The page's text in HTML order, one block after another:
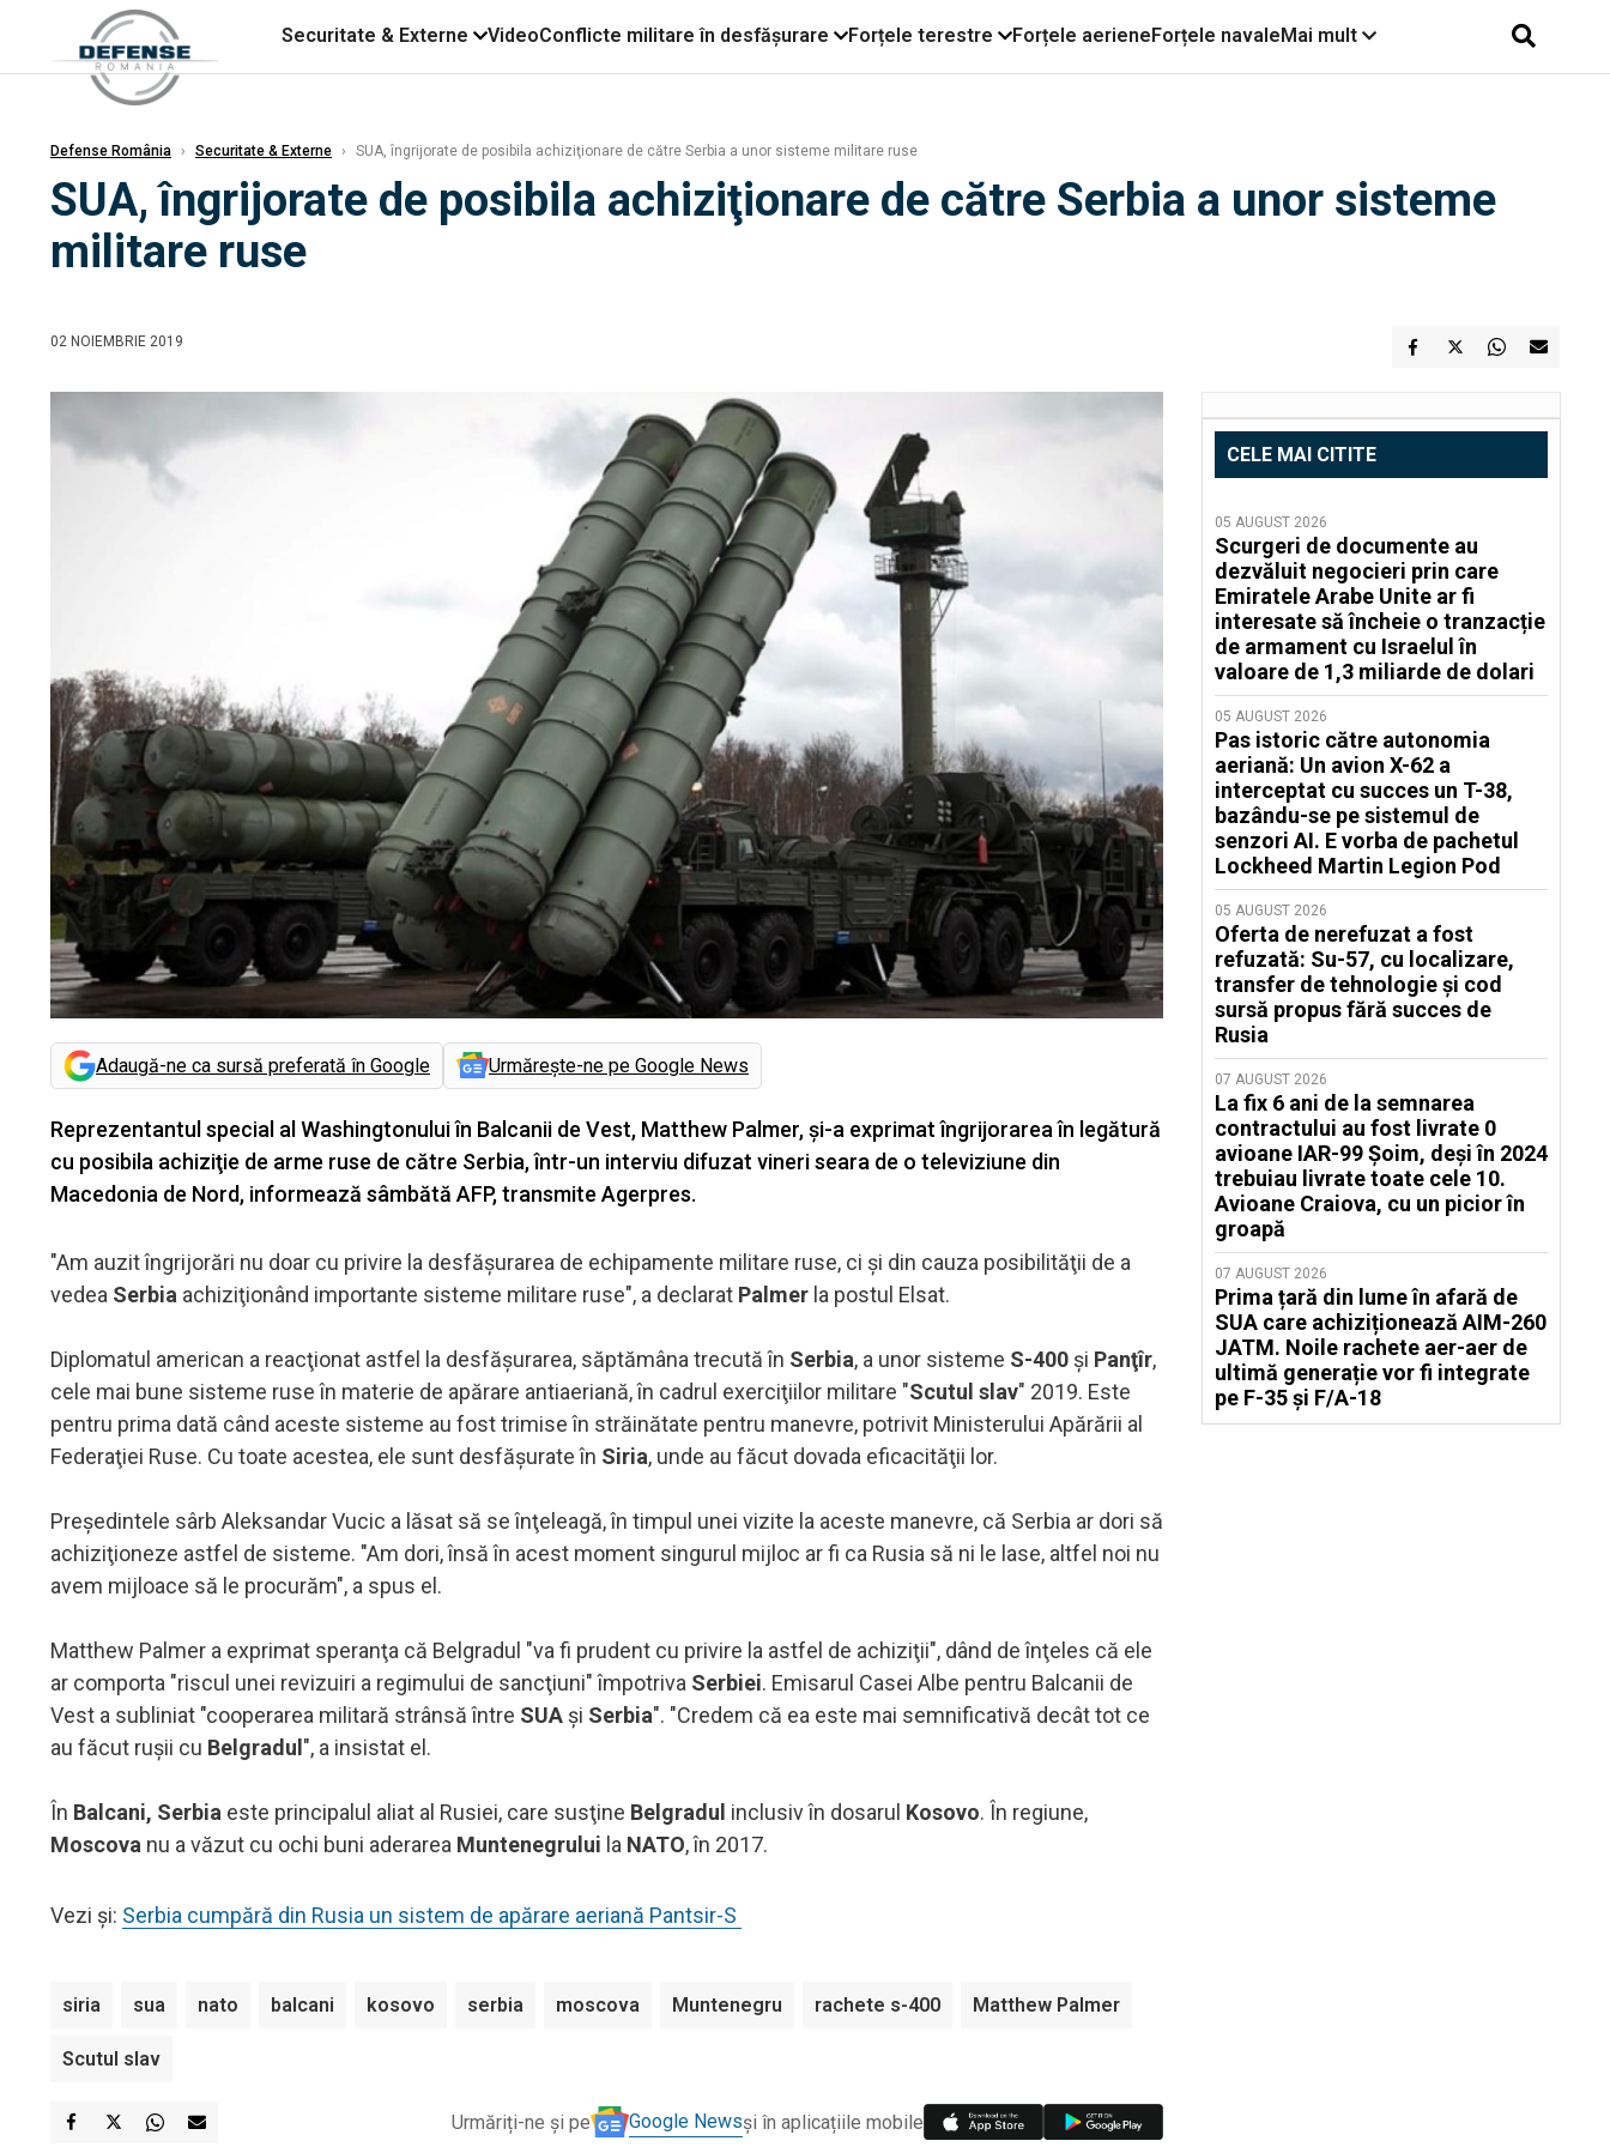
Securitate & Externe VideoConflicte militare în desfășurare Forțele terestre Forțele aerieneForțele navaleMai mult
Defense România › Securitate & Externe › SUA, îngrijorate de posibila achiziţionare de către Serbia a unor sisteme militare ruse
SUA, îngrijorate de posibila achiziţionare de către Serbia a unor sisteme
militare ruse
02 NOIEMBRIE 2019
Adaugă-ne ca sursă preferată în Google Urmărește-ne pe Google News
Reprezentantul special al Washingtonului în Balcanii de Vest, Matthew Palmer, şi-a exprimat îngrijorarea în legătură
cu posibila achiziţie de arme ruse de către Serbia, într-un interviu difuzat vineri seara de o televiziune din
Macedonia de Nord, informează sâmbătă AFP, transmite Agerpres.
"Am auzit îngrijorări nu doar cu privire la desfăşurarea de echipamente militare ruse, ci şi din cauza posibilităţii de a
vedea Serbia achiziţionând importante sisteme militare ruse", a declarat Palmer la postul Elsat.
Diplomatul american a reacţionat astfel la desfăşurarea, săptămâna trecută în Serbia, a unor sisteme S-400 şi Panţîr,
cele mai bune sisteme ruse în materie de apărare antiaeriană, în cadrul exerciţiilor militare "Scutul slav" 2019. Este
pentru prima dată când aceste sisteme au fost trimise în străinătate pentru manevre, potrivit Ministerului Apărării al
Federaţiei Ruse. Cu toate acestea, ele sunt desfăşurate în Siria, unde au făcut dovada eficacităţii lor.
Preşedintele sârb Aleksandar Vucic a lăsat să se înţeleagă, în timpul unei vizite la aceste manevre, că Serbia ar dori să
achiziţioneze astfel de sisteme. "Am dori, însă în acest moment singurul mijloc ar fi ca Rusia să ni le lase, altfel noi nu
avem mijloace să le procurăm", a spus el.
Matthew Palmer a exprimat speranţa că Belgradul "va fi prudent cu privire la astfel de achiziţii", dând de înţeles că ele
ar comporta "riscul unei revizuiri a regimului de sancţiuni" împotriva Serbiei. Emisarul Casei Albe pentru Balcanii de
Vest a subliniat "cooperarea militară strânsă între SUA şi Serbia". "Credem că ea este mai semnificativă decât tot ce
au făcut ruşii cu Belgradul", a insistat el.
În Balcani, Serbia este principalul aliat al Rusiei, care susţine Belgradul inclusiv în dosarul Kosovo. În regiune,
Moscova nu a văzut cu ochi buni aderarea Muntenegrului la NATO, în 2017.
Vezi și: Serbia cumpără din Rusia un sistem de apărare aeriană Pantsir-S
siria sua nato balcani kosovo serbia moscova Muntenegru rachete s-400 Matthew Palmer
Scutul slav
Urmăriți-ne și pe Google Newsși în aplicațiile mobile
CELE MAI CITITE
05 AUGUST 2026
Scurgeri de documente au
dezvăluit negocieri prin care
Emiratele Arabe Unite ar fi
interesate să încheie o tranzacție
de armament cu Israelul în
valoare de 1,3 miliarde de dolari
05 AUGUST 2026
Pas istoric către autonomia
aeriană: Un avion X-62 a
interceptat cu succes un T-38,
bazându-se pe sistemul de
senzori AI. E vorba de pachetul
Lockheed Martin Legion Pod
05 AUGUST 2026
Oferta de nerefuzat a fost
refuzată: Su-57, cu localizare,
transfer de tehnologie și cod
sursă propus fără succes de
Rusia
07 AUGUST 2026
La fix 6 ani de la semnarea
contractului au fost livrate 0
avioane IAR-99 Șoim, deși în 2024
trebuiau livrate toate cele 10.
Avioane Craiova, cu un picior în
groapă
07 AUGUST 2026
Prima țară din lume în afară de
SUA care achiziționează AIM-260
JATM. Noile rachete aer-aer de
ultimă generație vor fi integrate
pe F-35 și F/A-18